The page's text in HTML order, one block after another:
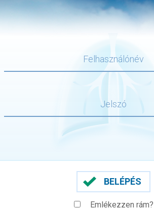
BELÉPÉS
Emlékezzen rám?